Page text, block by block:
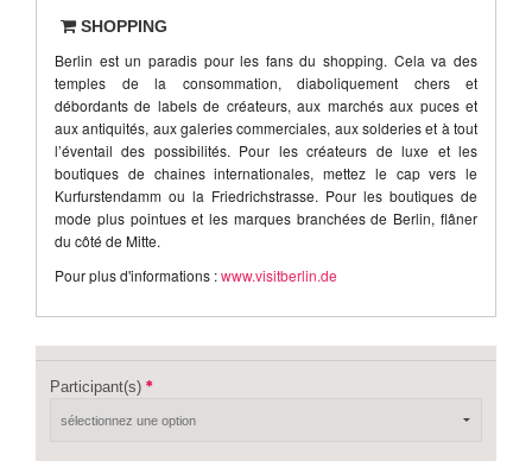
SHOPPING
Berlin est un paradis pour les fans du shopping. Cela va des
temples de la consommation, diaboliquement chers et
débordants de labels de créateurs, aux marchés aux puces et
aux antiquités, aux galeries commerciales, aux solderies et à tout
l’éventail des possibilités. Pour les créateurs de luxe et les
boutiques de chaines internationales, mettez le cap vers le
Kurfurstendamm ou la Friedrichstrasse. Pour les boutiques de
mode plus pointues et les marques branchées de Berlin, flâner
du côté de Mitte.
Pour plus d'informations :www.visitberlin.de
Participant(s)